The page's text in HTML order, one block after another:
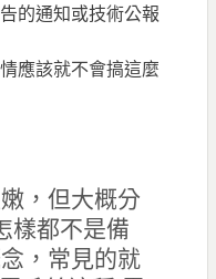
的通知或技術公報
應該就不會搞這麼
，但大概分
樣都不是備
，常見的就